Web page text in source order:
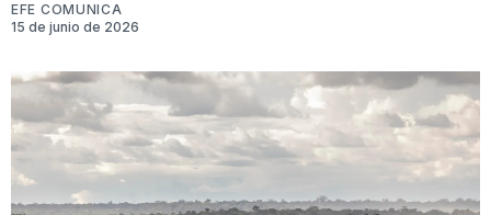
EFE COMUNICA
15 de junio de 2026